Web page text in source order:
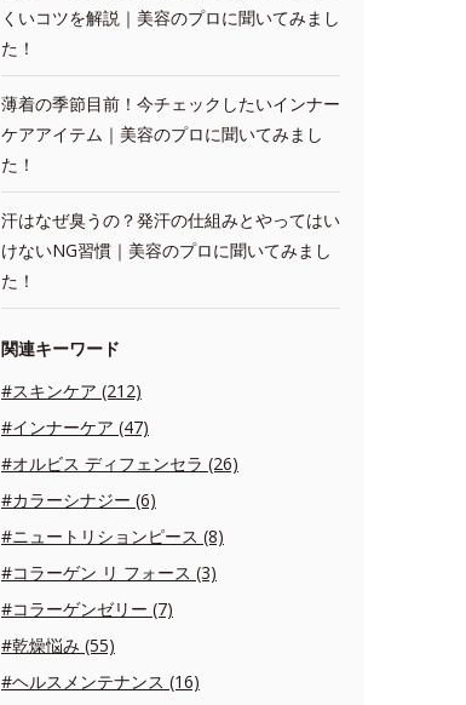
くいコツを解説｜美容のプロに聞いてみまし
た！
薄着の季節目前！今チェックしたいインナー
ケアアイテム｜美容のプロに聞いてみまし
た！
汗はなぜ臭うの？発汗の仕組みとやってはい
けないNG習慣｜美容のプロに聞いてみまし
た！
関連キーワード
#スキンケア (212)
#インナーケア (47)
#オルビス ディフェンセラ (26)
#カラーシナジー (6)
#ニュートリションピース (8)
#コラーゲン リ フォース (3)
#コラーゲンゼリー (7)
#乾燥悩み (55)
#ヘルスメンテナンス (16)